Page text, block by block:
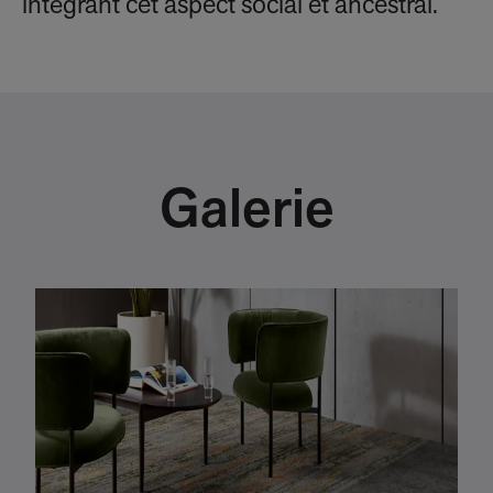
intégrant cet aspect social et ancestral.
Galerie